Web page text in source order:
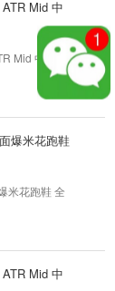
Mid 中
Mid 中帮飞
爆米花跑鞋
米花跑鞋 全
Mid 中